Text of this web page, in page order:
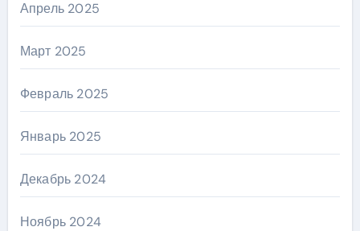
Апрель 2025
Март 2025
Февраль 2025
Январь 2025
Декабрь 2024
Ноябрь 2024